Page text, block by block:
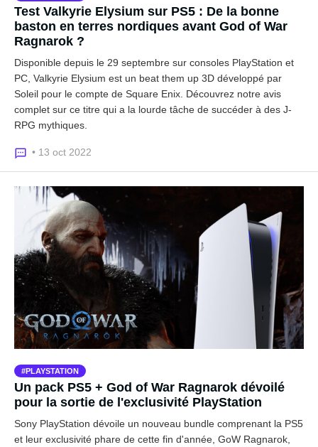
Test Valkyrie Elysium sur PS5 : De la bonne
baston en terres nordiques avant God of War
Ragnarok ?
Disponible depuis le 29 septembre sur consoles PlayStation et
PC, Valkyrie Elysium est un beat them up 3D développé par
Soleil pour le compte de Square Enix. Découvrez notre avis
complet sur ce titre qui a la lourde tâche de succéder à des J-
RPG mythiques.
• 13 oct 2022
PLAYSTATION
Un pack PS5 + God of War Ragnarok dévoilé
pour la sortie de l'exclusivité PlayStation
Sony PlayStation dévoile un nouveau bundle comprenant la PS5
et leur exclusivité phare de cette fin d'année, GoW Ragnarok,